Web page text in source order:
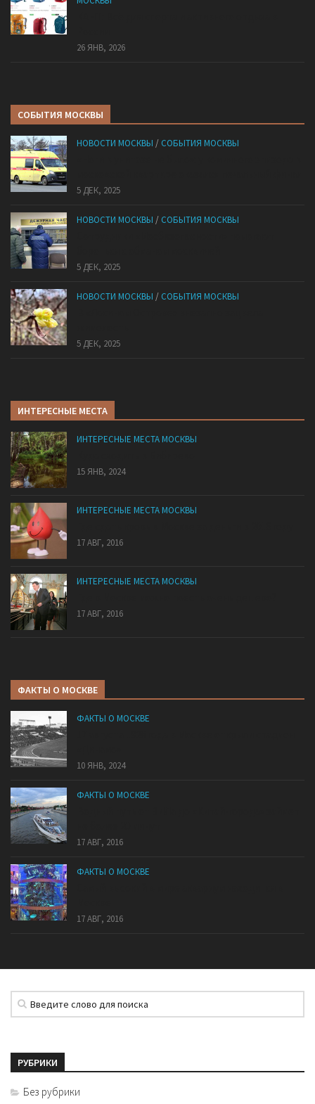
26 ЯНВ, 2026
СОБЫТИЯ МОСКВЫ
НОВОСТИ МОСКВЫ / СОБЫТИЯ МОСКВЫ
5 ДЕК, 2025
НОВОСТИ МОСКВЫ / СОБЫТИЯ МОСКВЫ
5 ДЕК, 2025
НОВОСТИ МОСКВЫ / СОБЫТИЯ МОСКВЫ
5 ДЕК, 2025
ИНТЕРЕСНЫЕ МЕСТА
ИНТЕРЕСНЫЕ МЕСТА МОСКВЫ
15 ЯНВ, 2024
ИНТЕРЕСНЫЕ МЕСТА МОСКВЫ
17 АВГ, 2016
ИНТЕРЕСНЫЕ МЕСТА МОСКВЫ
17 АВГ, 2016
ФАКТЫ О МОСКВЕ
ФАКТЫ О МОСКВЕ
10 ЯНВ, 2024
ФАКТЫ О МОСКВЕ
17 АВГ, 2016
ФАКТЫ О МОСКВЕ
17 АВГ, 2016
РУБРИКИ
Без рубрики